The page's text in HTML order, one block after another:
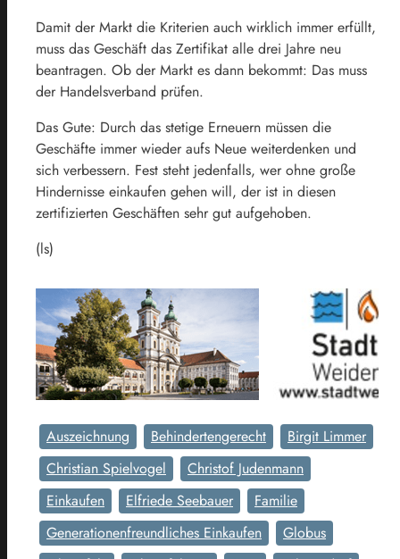
Damit der Markt die Kriterien auch wirklich immer erfüllt,
muss das Geschäft das Zertifikat alle drei Jahre neu
beantragen. Ob der Markt es dann bekommt: Das muss
der Handelsverband prüfen.
Das Gute: Durch das stetige Erneuern müssen die
Geschäfte immer wieder aufs Neue weiterdenken und
sich verbessern. Fest steht jedenfalls, wer ohne große
Hindernisse einkaufen gehen will, der ist in diesen
zertifizierten Geschäften sehr gut aufgehoben.
(ls)
Auszeichnung Behindertengerecht
Birgit Limmer
Christian Spielvogel
Christof Judenmann
Einkaufen
Elfriede Seebauer
Familie
Generationenfreundliches Einkaufen
Globus